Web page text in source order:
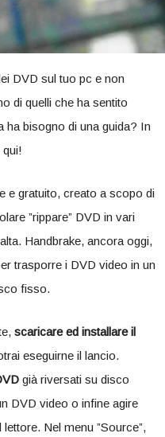
DVD sul tuo pc e non
di quelli che ha sentito
ha bisogno di una guida? In
qui!
e gratuito, creato a scopo di
”rippare” DVD in vari
Handbrake, ancora oggi,
trasporre i DVD video in un
fisso.
scaricare ed installare il
eseguirne il lancio.
già riversati su disco
DVD video o infine agire
Nel menu ”Source”,